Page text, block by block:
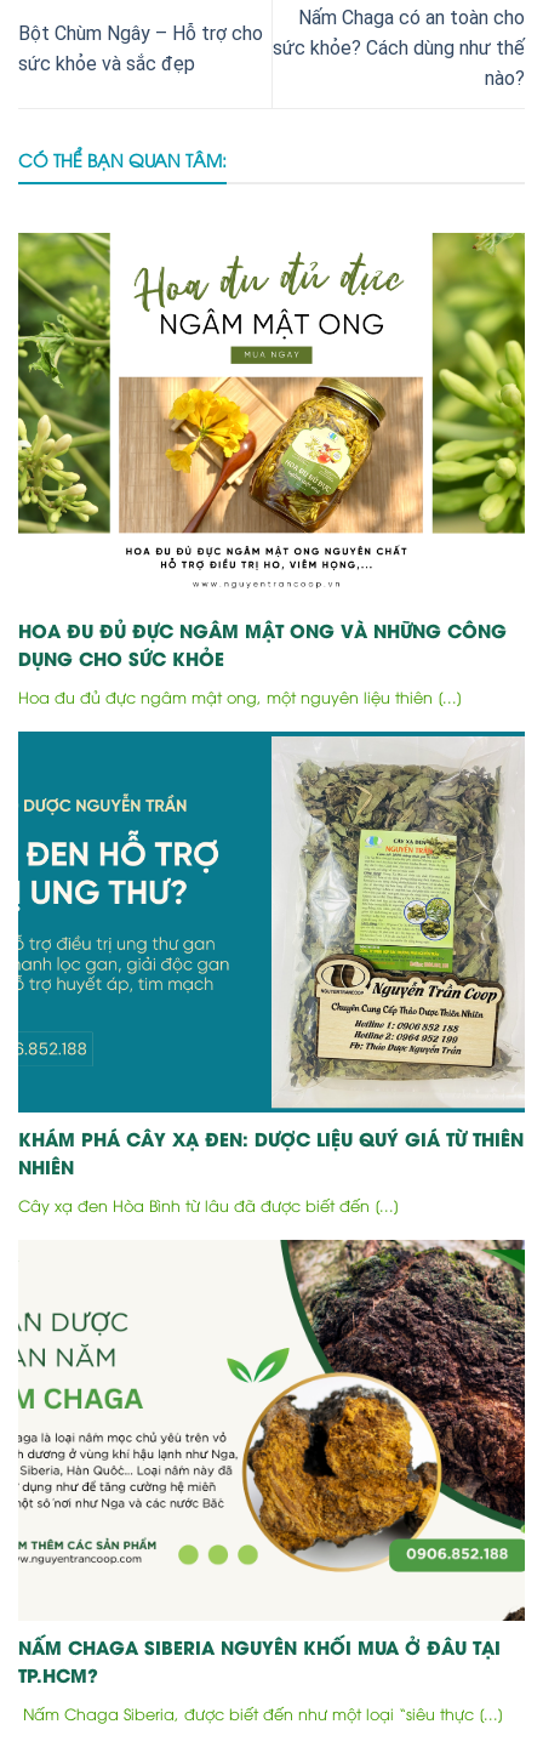
Bột Chùm Ngây – Hỗ trợ cho
sức khỏe và sắc đẹp
Nấm Chaga có an toàn cho
sức khỏe? Cách dùng như thế
nào?
CÓ THỂ BẠN QUAN TÂM:
HOA ĐU ĐỦ ĐỰC NGÂM MẬT ONG VÀ NHỮNG CÔNG
DỤNG CHO SỨC KHỎE
Hoa đu đủ đực ngâm mật ong, một nguyên liệu thiên [...]
KHÁM PHÁ CÂY XẠ ĐEN: DƯỢC LIỆU QUÝ GIÁ TỪ THIÊN
NHIÊN
Cây xạ đen Hòa Bình từ lâu đã được biết đến [...]
NẤM CHAGA SIBERIA NGUYÊN KHỐI MUA Ở ĐÂU TẠI
TP.HCM?
Nấm Chaga Siberia, được biết đến như một loại “siêu thực [...]